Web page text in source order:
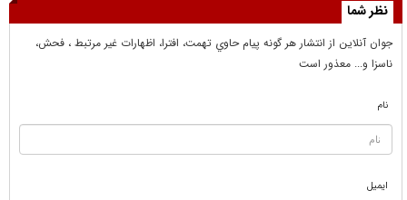
نظر شما
جوان آنلاين از انتشار هر گونه پيام حاوي تهمت، افترا، اظهارات غير مرتبط ، فحش،
ناسزا و... معذور است
نام
ایمیل